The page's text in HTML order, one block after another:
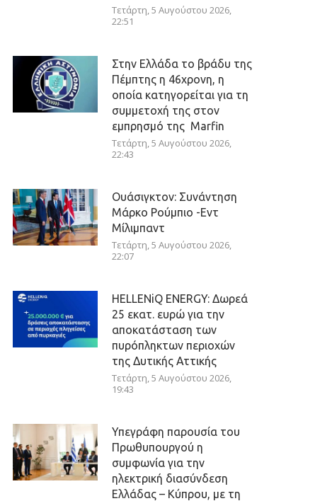
Τετάρτη, 5 Αυγούστου 2026,
22:51
Στην Ελλάδα το βράδυ της
Πέμπτης η 46χρονη, η
οποία κατηγορείται για τη
συμμετοχή της στον
εμπρησμό της Marfin
Τετάρτη, 5 Αυγούστου 2026,
22:43
Ουάσιγκτον: Συνάντηση
Μάρκο Ρούμπιο -Εντ
Μίλιμπαντ
Τετάρτη, 5 Αυγούστου 2026,
22:07
HELLENiQ ENERGY: Δωρεά
25 εκατ. ευρώ για την
αποκατάσταση των
πυρόπληκτων περιοχών
της Δυτικής Αττικής
Τετάρτη, 5 Αυγούστου 2026,
19:43
Υπεγράφη παρουσία του
Πρωθυπουργού η
συμφωνία για την
ηλεκτρική διασύνδεση
Ελλάδας – Κύπρου, με τη